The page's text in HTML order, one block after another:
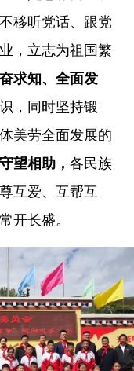
移听党话、跟党
，立志为祖国繁
求知、全面发
，同时坚持锻
美劳全面发展的
望相助， 各民族
互爱、互帮互
开长盛。